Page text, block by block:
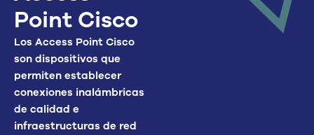
Point Cisco
Los Access Point Cisco
son dispositivos que
permiten establecer
conexiones inalámbricas
de calidad e
infraestructuras de red